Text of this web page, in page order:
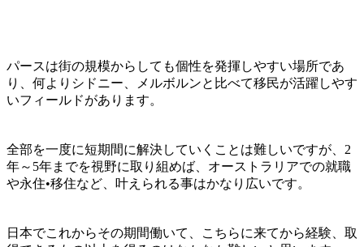
パースは街の規模からしても個性を発揮しやすい場所であ
り、何よりシドニー、メルボルンと比べて移民が活躍しやす
いフィールドがあります。
全部を一度に短期間に解決していくことは難しいですが、 2
年～5年までを視野に取り組めば、オーストラリアでの就職
や永住•移住など、叶えられる事はかなり広いです。
日本でこれからその期間働いて、こちらに来てから経験、取